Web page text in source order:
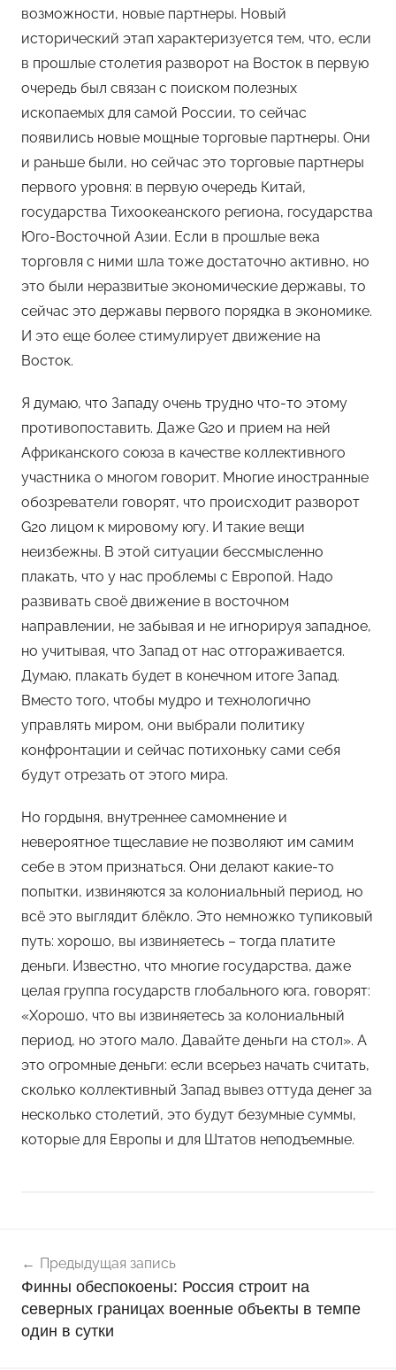
возможности, новые партнеры. Новый
исторический этап характеризуется тем, что, если
в прошлые столетия разворот на Восток в первую
очередь был связан с поиском полезных
ископаемых для самой России, то сейчас
появились новые мощные торговые партнеры. Они
и раньше были, но сейчас это торговые партнеры
первого уровня: в первую очередь Китай,
государства Тихоокеанского региона, государства
Юго-Восточной Азии. Если в прошлые века
торговля с ними шла тоже достаточно активно, но
это были неразвитые экономические державы, то
сейчас это державы первого порядка в экономике.
И это еще более стимулирует движение на
Восток.
Я думаю, что Западу очень трудно что-то этому
противопоставить. Даже G20 и прием на ней
Африканского союза в качестве коллективного
участника о многом говорит. Многие иностранные
обозреватели говорят, что происходит разворот
G20 лицом к мировому югу. И такие вещи
неизбежны. В этой ситуации бессмысленно
плакать, что у нас проблемы с Европой. Надо
развивать своё движение в восточном
направлении, не забывая и не игнорируя западное,
но учитывая, что Запад от нас отгораживается.
Думаю, плакать будет в конечном итоге Запад.
Вместо того, чтобы мудро и технологично
управлять миром, они выбрали политику
конфронтации и сейчас потихоньку сами себя
будут отрезать от этого мира.
Но гордыня, внутреннее самомнение и
невероятное тщеславие не позволяют им самим
себе в этом признаться. Они делают какие-то
попытки, извиняются за колониальный период, но
всё это выглядит блёкло. Это немножко тупиковый
путь: хорошо, вы извиняетесь – тогда платите
деньги. Известно, что многие государства, даже
целая группа государств глобального юга, говорят:
«Хорошо, что вы извиняетесь за колониальный
период, но этого мало. Давайте деньги на стол». А
это огромные деньги: если всерьез начать считать,
сколько коллективный Запад вывез оттуда денег за
несколько столетий, это будут безумные суммы,
которые для Европы и для Штатов неподъемные.
о
в
о
с
по
записям
Предыдущая запись
Финны обеспокоены: Россия строит на
северных границах военные объекты в темпе
один в сутки